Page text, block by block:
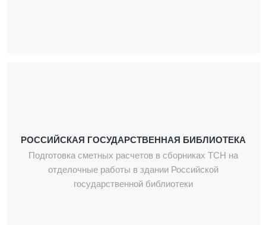
РОССИЙСКАЯ ГОСУДАРСТВЕННАЯ БИБЛИОТЕКА
Подготовка сметных расчетов в сборниках ТСН на
отделочные работы в здании Российской
государственной библиотеки